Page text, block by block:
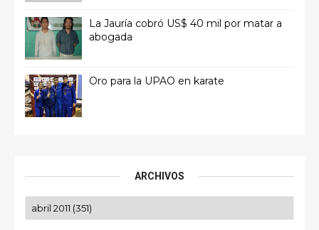
La Jauría cobró US$ 40 mil por matar a
abogada
Oro para la UPAO en karate
ARCHIVOS